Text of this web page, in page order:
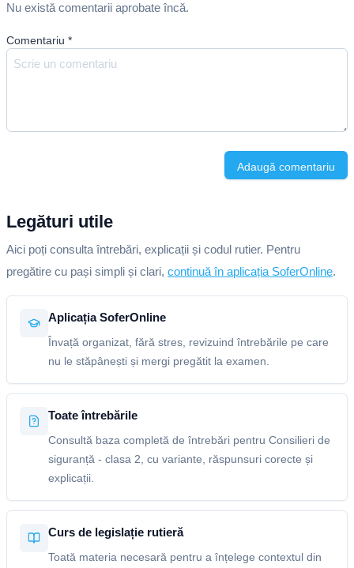
Nu există comentarii aprobate încă.
Comentariu *
Adaugă comentariu
Legături utile
Aici poți consulta întrebări, explicații și codul rutier. Pentru
pregătire cu pași simpli și clari, continuă în aplicația SoferOnline.
Aplicația SoferOnline
Învață organizat, fără stres, revizuind întrebările pe care
nu le stăpânești și mergi pregătit la examen.
Toate întrebările
Consultă baza completă de întrebări pentru Consilieri de
siguranță - clasa 2, cu variante, răspunsuri corecte și
explicații.
Curs de legislație rutieră
Toată materia necesară pentru a înțelege contextul din